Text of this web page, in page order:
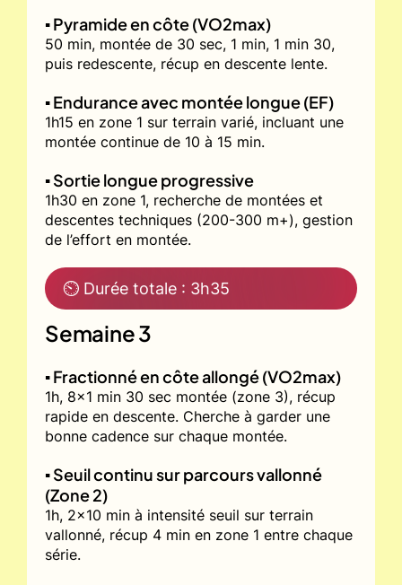
▪️ Pyramide en côte (VO2max)
50 min, montée de 30 sec, 1 min, 1 min 30,
puis redescente, récup en descente lente.
▪️ Endurance avec montée longue (EF)
1h15 en zone 1 sur terrain varié, incluant une
montée continue de 10 à 15 min.
▪️ Sortie longue progressive
1h30 en zone 1, recherche de montées et
descentes techniques (200-300 m+), gestion
de l’effort en montée.
⏲ Durée totale : 3h35
Semaine 3
▪️ Fractionné en côte allongé (VO2max)
1h, 8x1 min 30 sec montée (zone 3), récup
rapide en descente. Cherche à garder une
bonne cadence sur chaque montée.
▪️ Seuil continu sur parcours vallonné
(Zone 2)
1h, 2x10 min à intensité seuil sur terrain
vallonné, récup 4 min en zone 1 entre chaque
série.